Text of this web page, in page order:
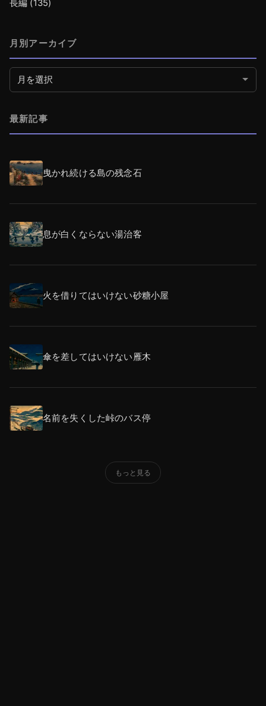
長編 (135)
月別アーカイブ
月別アーカイブ
最新記事
曳かれ続ける島の残念石
息が白くならない湯治客
火を借りてはいけない砂糖小屋
傘を差してはいけない雁木
名前を失くした峠のバス停
もっと見る